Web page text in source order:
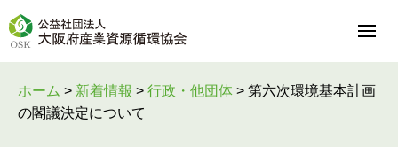
ホーム > 新着情報 > 行政・他団体 > 第六次環境基本計画
の閣議決定について